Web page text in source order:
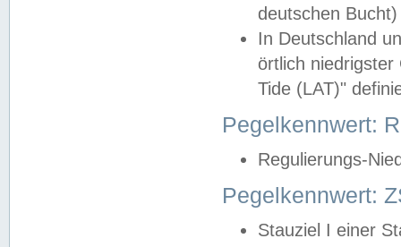
deutschen
In Deutschland
örtlich
Tide (LAT)"
Pegelkennwert:
Regulierungs-
Pegelkennwert:
Stauziel I einer